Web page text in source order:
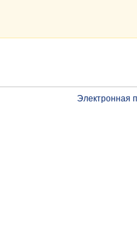
Электронная